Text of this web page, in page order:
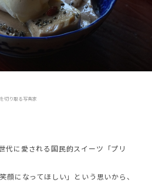
切り取る写真家
代に愛される国民的スイーツ「プリ
顔になってほしい」という思いから、